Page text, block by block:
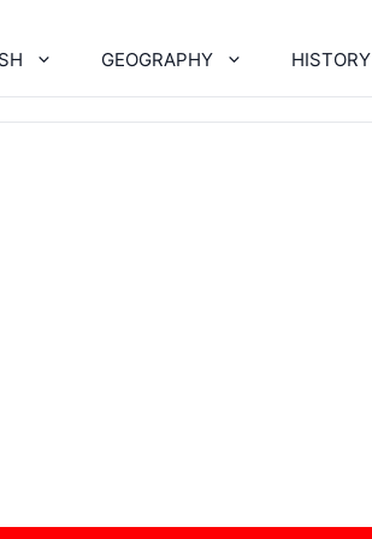
GEOGRAPHY HISTORY